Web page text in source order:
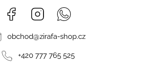
Facebook Instagram
obchod@zirafa-shop.cz
+420 777 765 525